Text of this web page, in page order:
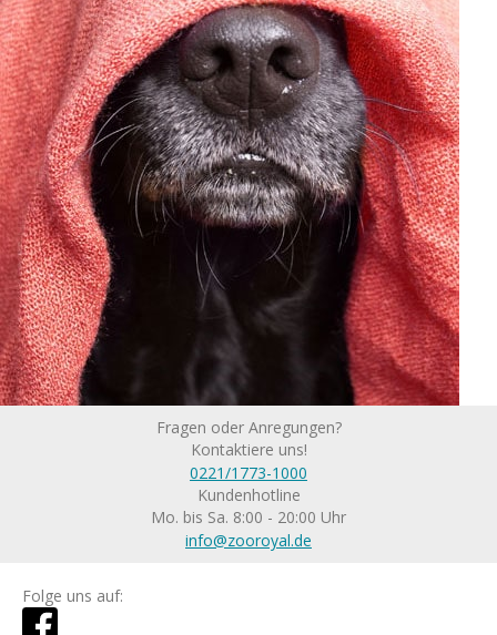
Fragen oder Anregungen?
Kontaktiere uns!
0221/1773-1000
Kundenhotline
Mo. bis Sa. 8:00 - 20:00 Uhr
info@zooroyal.de
Folge uns auf: